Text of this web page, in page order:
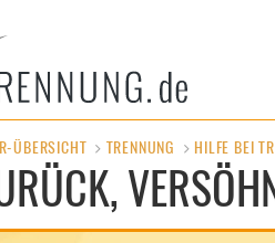
ÜBERSICHT TRENNUNG HILFE BEI